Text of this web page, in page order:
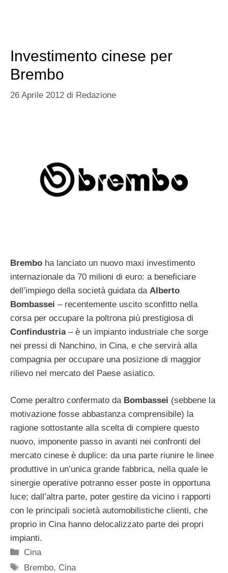
Investimento cinese per
Brembo
26 Aprile 2012 di Redazione
Brembo ha lanciato un nuovo maxi investimento
internazionale da 70 milioni di euro: a beneficiare
dell’impiego della società guidata da Alberto
Bombassei – recentemente uscito sconfitto nella
corsa per occupare la poltrona più prestigiosa di
Confindustria– è un impianto industriale che sorge
nei pressi di Nanchino, in Cina, e che servirà alla
compagnia per occupare una posizione di maggior
rilievo nel mercato del Paese asiatico.
Come peraltro confermato da Bombassei (sebbene la
motivazione fosse abbastanza comprensibile) la
ragione sottostante alla scelta di compiere questo
nuovo, imponente passo in avanti nei confronti del
mercato cinese è duplice: da una parte riunire le linee
produttive in un’unica grande fabbrica, nella quale le
sinergie operative potranno esser poste in opportuna
luce; dall’altra parte, poter gestire da vicino i rapporti
con le principali società automobilistiche clienti, che
proprio in Cina hanno delocalizzato parte dei propri
impianti.
Categorie
Cina
Tag
Brembo, Cina